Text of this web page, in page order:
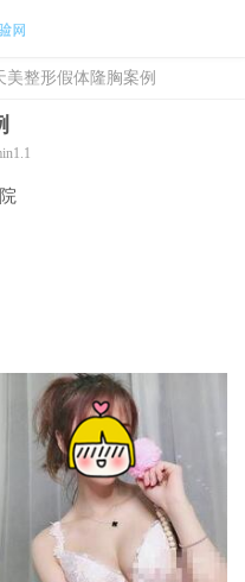
美整形假体隆胸案例